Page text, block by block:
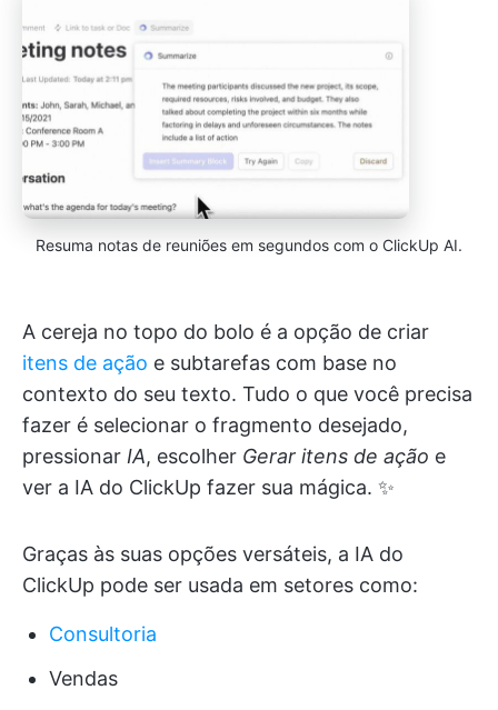
Resuma notas de reuniões em segundos com o ClickUp AI.
A cereja no topo do bolo é a opção de criar
itens de ação e subtarefas com base no
contexto do seu texto. Tudo o que você precisa
fazer é selecionar o fragmento desejado,
pressionar IA, escolher Gerar itens de ação e
ver a IA do ClickUp fazer sua mágica. ✨
Graças às suas opções versáteis, a IA do
ClickUp pode ser usada em setores como:
Consultoria
Vendas